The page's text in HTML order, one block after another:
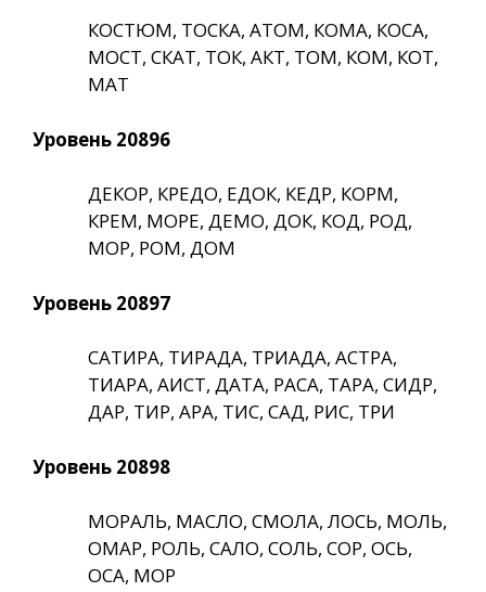
КОСТЮМ, ТОСКА, АТОМ, КОМА, КОСА,
МОСТ, СКАТ, ТОК, АКТ, ТОМ, КОМ, КОТ,
МАТ
Уровень 20896
ДЕКОР, КРЕДО, ЕДОК, КЕДР, КОРМ,
КРЕМ, МОРЕ, ДЕМО, ДОК, КОД, РОД,
МОР, РОМ, ДОМ
Уровень 20897
САТИРА, ТИРАДА, ТРИАДА, АСТРА,
ТИАРА, АИСТ, ДАТА, РАСА, ТАРА, СИДР,
ДАР, ТИР, АРА, ТИС, САД, РИС, ТРИ
Уровень 20898
МОРАЛЬ, МАСЛО, СМОЛА, ЛОСЬ, МОЛЬ,
ОМАР, РОЛЬ, САЛО, СОЛЬ, СОР, ОСЬ,
ОСА, МОР